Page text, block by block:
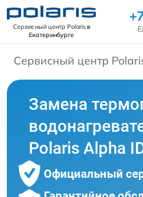
Сервисный центр Polarisв
Екатеринбурге
Сервисный центр
Замена
Polaris Alpha
Официальный